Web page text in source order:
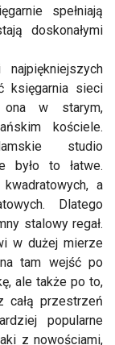
spełniają
doskonałymi
księgarnia sieci
w starym,
kościele.
studio
było to łatwe.
a
Dlatego
stalowy regał.
w dużej mierze
tam wejść po
ale także po to,
całą przestrzeń
popularne
z nowościami,